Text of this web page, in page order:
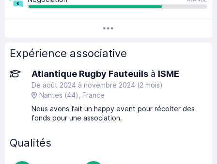
Expérience associative
Atlantique Rugby Fauteuils à ISME
De août 2024 à novembre 2024 (2 mois)
Nantes (44) , France
Nous avons fait un happy event pour récolter des
fonds pour une association.
Qualités